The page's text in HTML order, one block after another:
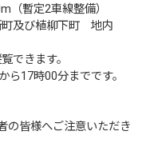
暫定2車線整備）
及び植柳下町 地内
できます。
17時00分までです。
皆様へご注意いただき